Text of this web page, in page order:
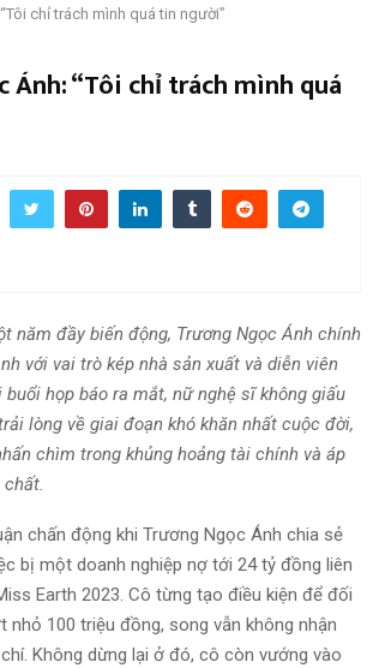
chỉ trách mình quá tin người”
“Tôi chỉ trách mình quá
năm đầy biến động, Trương Ngọc Ánh chính
với vai trò kép nhà sản xuất và diễn viên
họp báo ra mắt, nữ nghệ sĩ không giấu
lòng về giai đoạn khó khăn nhất cuộc đời,
chìm trong khủng hoảng tài chính và áp
chấn động khi Trương Ngọc Ánh chia sẻ
bị một doanh nghiệp nợ tới 24 tỷ đồng liên
Earth 2023. Cô từng tạo điều kiện để đối
100 triệu đồng, song vẫn không nhận
Không dừng lại ở đó, cô còn vướng vào